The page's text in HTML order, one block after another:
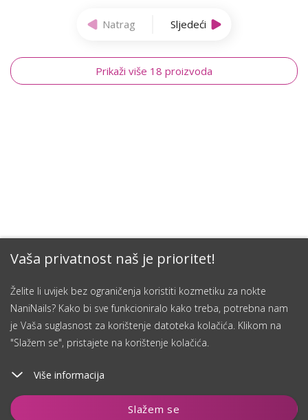
Vaša privatnost naš je prioritet!
Želite li uvijek bez ograničenja koristiti kozmetiku za nokte
NaniNails? Kako bi sve funkcioniralo kako treba, potrebna nam
je Vaša suglasnost za korištenje datoteka kolačića. Klikom na
"Slažem se", pristajete na korištenje kolačića.
Više informacija
Slažem se
Natrag Sljedeći
Prikaži više 18 proizvoda